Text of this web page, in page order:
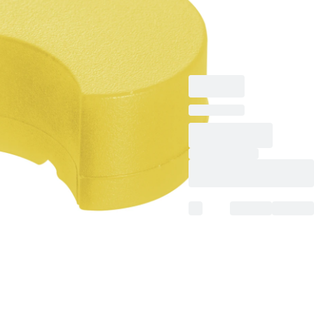
コーディングディス
ク, にとって
CryoPure チューブ,
黄, 100 個/袋